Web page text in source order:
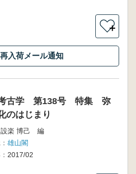
＋
再入荷メール通知
古学 第138号 特集 弥
のはじまり
設楽 博己 編
雄山閣
2017/02